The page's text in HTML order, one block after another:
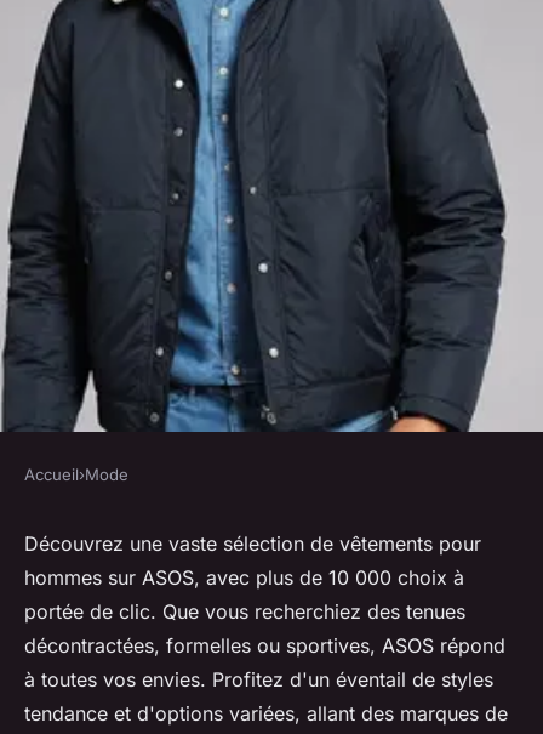
Vêtements asos homme : plus
de 10 000 choix à explorer
Tiago•18 décembre 2024•7 min de lecture
Accueil›Mode
Découvrez une vaste sélection de vêtements pour
hommes sur ASOS, avec plus de 10 000 choix à
portée de clic. Que vous recherchiez des tenues
décontractées, formelles ou sportives, ASOS répond
à toutes vos envies. Profitez d'un éventail de styles
tendance et d'options variées, allant des marques de